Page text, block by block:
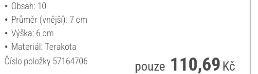
Obsah: 10
Průměr (vnější): 7 cm
Výška: 6 cm
Materiál: Terakota
Číslo položky 57164706 pouze 110,69 Kč